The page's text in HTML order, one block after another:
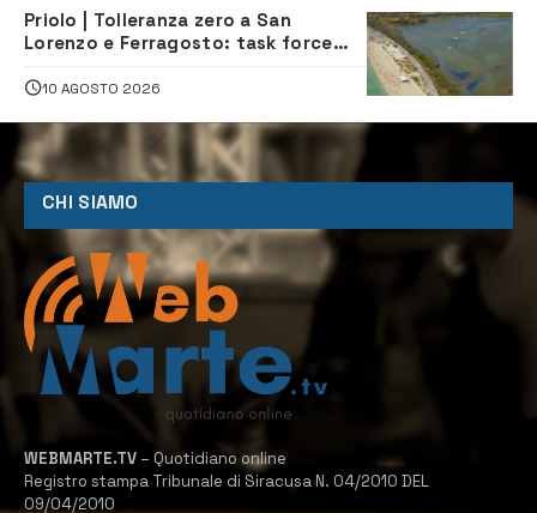
Priolo | Tolleranza zero a San
Lorenzo e Ferragosto: task force
navette gratuite
10 AGOSTO 2026
CHI SIAMO
WEBMARTE.TV – Quotidiano online
Registro stampa Tribunale di Siracusa N. 04/2010 DEL
09/04/2010